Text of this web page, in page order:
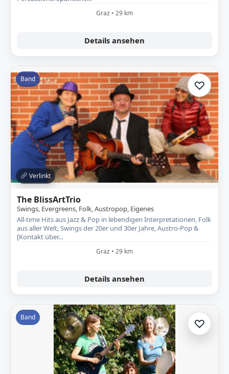
Graz • 29 km
Details ansehen
Band
Verlinkt
♡Zur
The BlissArtTrio
Swings, Evergreens, Folk, Austropop, Eigenes
All-time Hits aus Jazz & Pop in lebendigen Interpretationen, Folk
aus aller Welt, Swings der 20er und 30er Jahre, Austro-Pop &
[Kontakt über…
Graz • 29 km
Details ansehen
Band ♡Zur